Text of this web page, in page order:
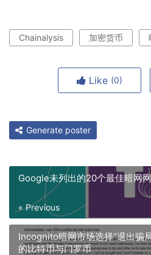
Chainalysis 加密货币
Like (0)
Generate poster
Google未列出的20个最佳暗网
« Previous
Incognito暗网市场选择“退出骗
的比特币与门罗币